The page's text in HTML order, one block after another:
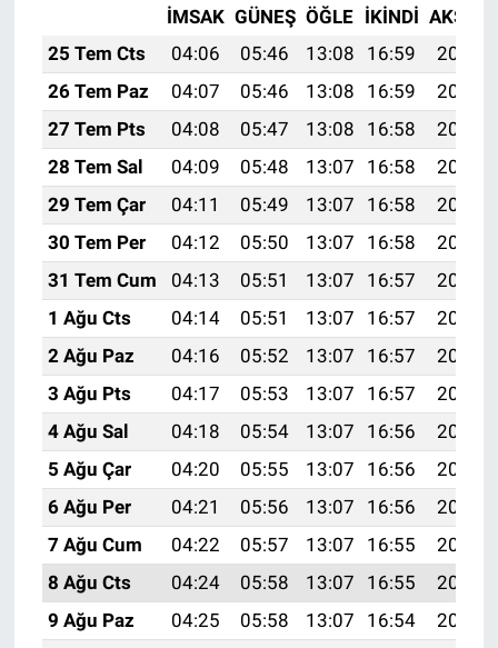
İMSAK GÜNEŞ ÖĞLE İKINDI AKŞAM
25 Tem Cts
04:06 05:46 13:08 16:59
20:19
26 Tem Paz
04:07 05:46 13:08 16:59
20:19
27 Tem Pts
04:08 05:47 13:08 16:58
20:18
28 Tem Sal
04:09 05:48 13:07 16:58
20:17
29 Tem Çar
04:11 05:49 13:07 16:58
20:16
30 Tem Per
04:12 05:50 13:07 16:58
20:15
31 Tem Cum
04:13 05:51 13:07 16:57
20:14
1 Ağu Cts
04:14 05:51 13:07 16:57
20:13
2 Ağu Paz
04:16 05:52 13:07 16:57
20:12
3 Ağu Pts
04:17 05:53 13:07 16:57
20:11
4 Ağu Sal
04:18 05:54 13:07 16:56
20:10
5 Ağu Çar
04:20 05:55 13:07 16:56
20:09
6 Ağu Per
04:21 05:56 13:07 16:56
20:08
7 Ağu Cum
04:22 05:57 13:07 16:55
20:07
8 Ağu Cts
04:24 05:58 13:07 16:55
20:06
9 Ağu Paz
04:25 05:58 13:07 16:54
20:05